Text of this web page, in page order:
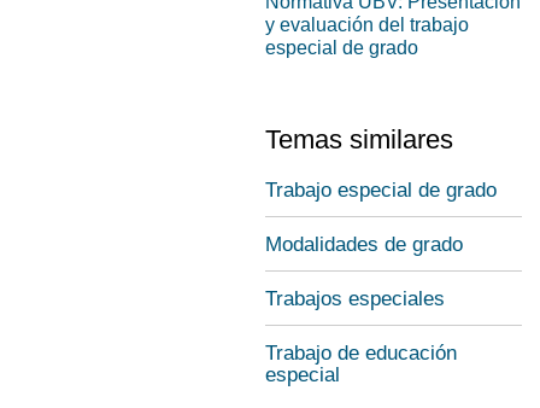
y evaluación del trabajo
especial de grado
Temas similares
Trabajo especial de grado
Modalidades de grado
Trabajos especiales
Trabajo de educación
especial